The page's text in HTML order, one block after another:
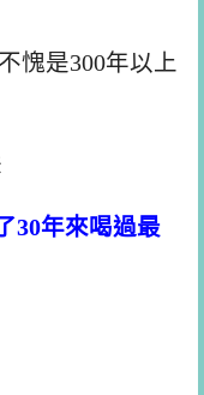
愧是300年以上
30年來喝過最